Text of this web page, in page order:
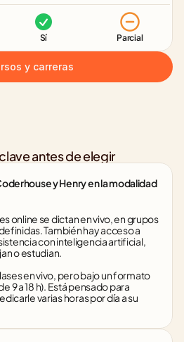
Sí Parcial
y carreras
antes de elegir
y Henry en la modalidad
online se dictan en vivo, en grupos
También hay acceso a
con inteligencia artificial,
o estudian.
en vivo, pero bajo un formato
9 a 18 h). Está pensado para
varias horas por día a su